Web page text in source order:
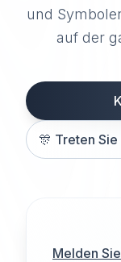
und
auf der
🎊 Treten
Melden